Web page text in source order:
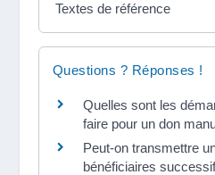
Textes de référence
Questions ? Réponses !
Quelles sont les
faire pour un don
Peut-on transmettre
bénéficiaires